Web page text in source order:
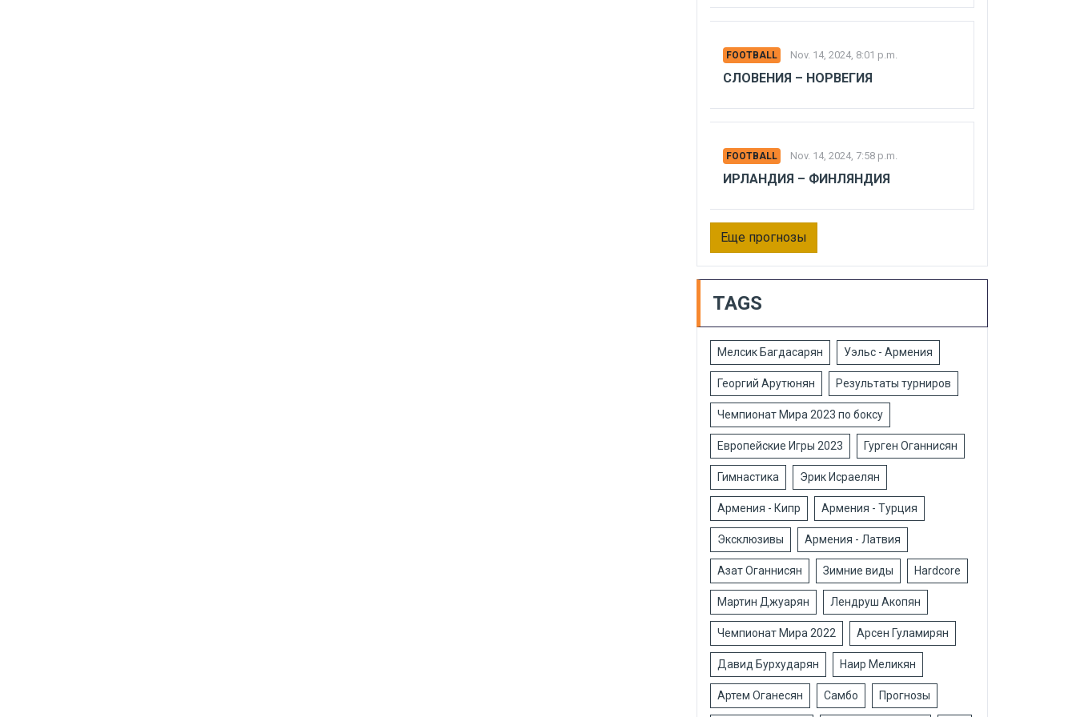
FOOTBALL Nov. 14, 2024, 8:01 p.m.
СЛОВЕНИЯ – НОРВЕГИЯ
FOOTBALL Nov. 14, 2024, 7:58 p.m.
ИРЛАНДИЯ – ФИНЛЯНДИЯ
Еще прогнозы
TAGS
Мелсик Багдасарян Уэльс - Армения
Георгий Арутюнян Результаты турниров
Чемпионат Мира 2023 по боксу
Европейские Игры 2023 Гурген Оганнисян
Гимнастика Эрик Исраелян
Армения - Кипр Армения - Турция
Эксклюзивы Армения - Латвия
Азат Оганнисян Зимние виды Hardcore
Мартин Джуарян Лендруш Акопян
Чемпионат Мира 2022 Арсен Гуламирян
Давид Бурхударян Наир Меликян
Артем Оганесян Самбо Прогнозы